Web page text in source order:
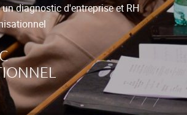
diagnostic d'entreprise et RH